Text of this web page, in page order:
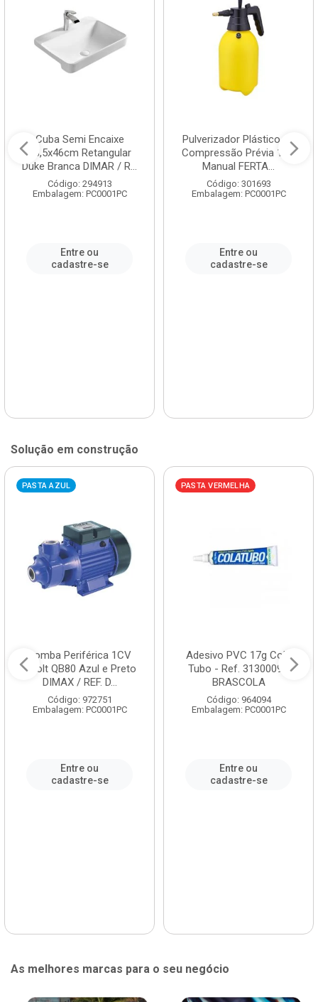
Cuba Semi Encaixe
58,5x46cm Retangular
Duke Branca DIMAR / R...
Código: 294913
Embalagem: PC0001PC
Entre ou
cadastre-se
Pulverizador Plástico de
Compressão Prévia 1,5L
Manual FERTA...
Código: 301693
Embalagem: PC0001PC
Entre ou
cadastre-se
Solução em construção
PASTA AZUL
Bomba Periférica 1CV
Bivolt QB80 Azul e Preto
DIMAX / REF. D...
Código: 972751
Embalagem: PC0001PC
Entre ou
cadastre-se
PASTA VERMELHA
Adesivo PVC 17g Cola
Tubo - Ref. 3130009 -
BRASCOLA
Código: 964094
Embalagem: PC0001PC
Entre ou
cadastre-se
As melhores marcas para o seu negócio